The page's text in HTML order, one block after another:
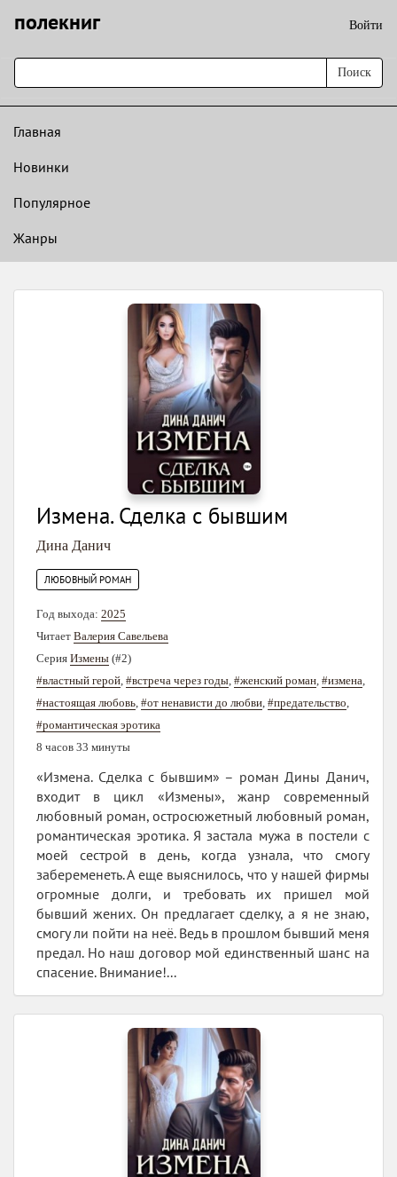
полекниг Войти
Поиск
Главная
Новинки
Популярное
Жанры
Измена. Сделка с бывшим
Дина Данич
ЛЮБОВНЫЙ РОМАН
Год выхода: 2025
Читает Валерия Савельева
Серия Измены (#2)
#властный герой #встреча через годы #женский роман #измена
#настоящая любовь #от ненависти до любви #предательство
#романтическая эротика
8 часов 33 минуты
«Измена. Сделка с бывшим» – роман Дины Данич,
входит в цикл «Измены», жанр современный
любовный роман, остросюжетный любовный роман,
романтическая эротика. Я застала мужа в постели с
моей сестрой в день, когда узнала, что смогу
забеременеть. А еще выяснилось, что у нашей фирмы
огромные долги, и требовать их пришел мой
бывший жених. Он предлагает сделку, а я не знаю,
смогу ли пойти на неё. Ведь в прошлом бывший меня
предал. Но наш договор мой единственный шанс на
спасение. Внимание!...